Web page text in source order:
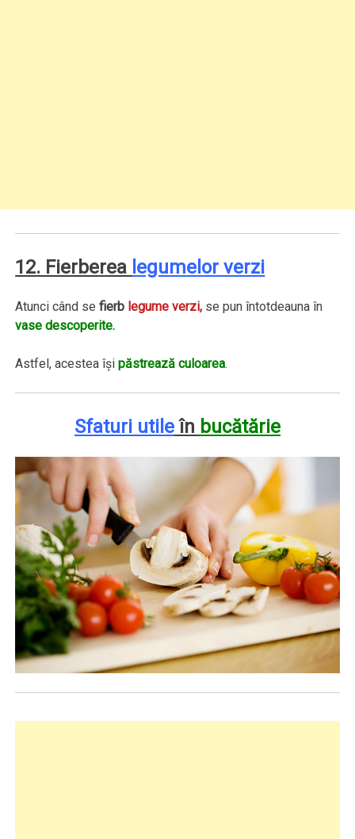
12. Fierberea legumelor verzi
Atunci când sefierb legume verzi, se pun întotdeauna în
vase descoperite.
Astfel, acestea îşi păstrează culoarea.
Sfaturi utileîn bucătărie